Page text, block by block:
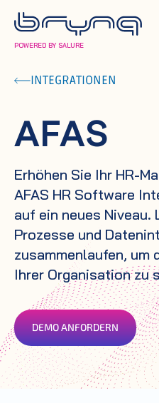
POWERED BY SALURE
INTEGRATIONEN
AFAS
Erhöhen Sie Ihr HR-
AFAS HR Software
auf ein neues Niveau.
Prozesse und
zusammenlaufen, um
Ihrer Organisation zu
DEMO ANFORDERN